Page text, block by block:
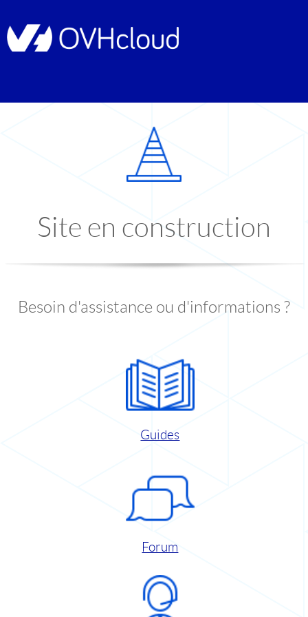
Site en construction
Besoin d'assistance ou d'informations ?
Guides
Forum